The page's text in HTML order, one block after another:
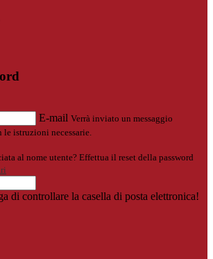
E-mail Verrà inviato un messaggio
istruzioni necessarie.
al nome utente? Effettua il reset della password
di controllare la casella di posta elettronica!